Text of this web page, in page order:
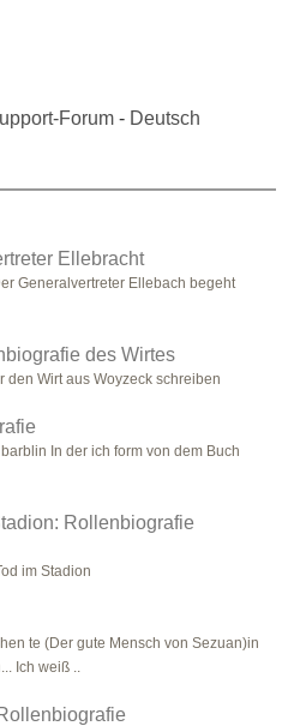
Forum - Deutsch
Ellebracht
Generalvertreter Ellebach begeht
des Wirtes
Wirt aus Woyzeck schreiben
In der ich form von dem Buch
Rollenbiografie
im Stadion
te (Der gute Mensch von Sezuan)in
Ich weiß ..